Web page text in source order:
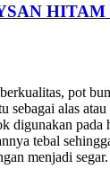
HITAM
pot
sebagai alas
digunakan pada
tebal
menjadi segar.